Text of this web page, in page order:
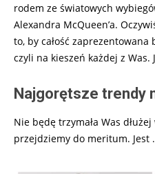
rodem ze światowych
Alexandra McQueen’a.
to, by całość zaprezentowana
czyli na kieszeń każdej z Was.
Najgorętsze trendy
Nie będę trzymała Was
przejdziemy do meritum. Jest